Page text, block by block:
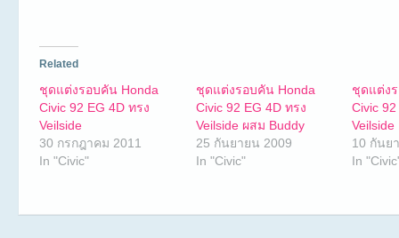
Related
ชุดแต่งรอบคัน Honda
Civic 92 EG 4D ทรง
Veilside
30 กรกฎาคม 2011
In "Civic"
ชุดแต่งรอบคัน Honda
Civic 92 EG 4D ทรง
Veilside ผสม Buddy
25 กันยายน 2009
In "Civic"
ชุดแต่ง
Civic
Veilside
10 กันย
In